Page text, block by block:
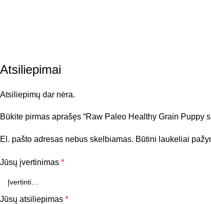
Atsiliepimai
Atsiliepimų dar nėra.
Būkite pirmas aprašęs “Raw Paleo Healthy Grain Puppy
El. pašto adresas nebus skelbiamas. Būtini laukeliai
Jūsų įvertinimas *
Jūsų atsiliepimas *